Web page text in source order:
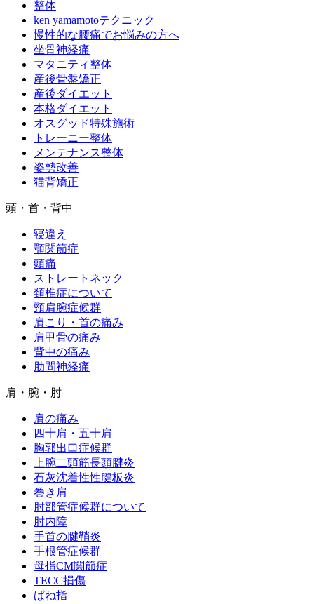
整体
ken yamamotoテクニック
慢性的な腰痛でお悩みの方へ
坐骨神経痛
マタニティ整体
産後骨盤矯正
産後ダイエット
本格ダイエット
オスグッド特殊施術
トレーニー整体
メンテナンス整体
姿勢改善
猫背矯正
頭・首・背中
寝違え
顎関節症
頭痛
ストレートネック
頚椎症について
頸肩腕症候群
肩こり・首の痛み
肩甲骨の痛み
背中の痛み
肋間神経痛
肩・腕・肘
肩の痛み
四十肩・五十肩
胸郭出口症候群
上腕二頭筋長頭腱炎
石灰沈着性性腱板炎
巻き肩
肘部管症候群について
肘内障
手首の腱鞘炎
手根管症候群
母指CM関節症
TECC損傷
ばね指